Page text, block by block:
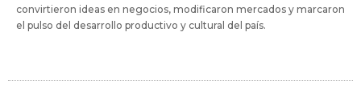
convirtieron ideas en negocios, modificaron mercados y marcaron
el pulso del desarrollo productivo y cultural del país.